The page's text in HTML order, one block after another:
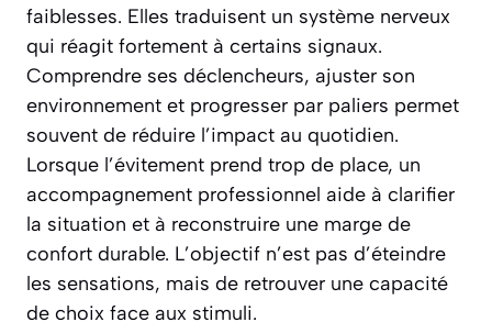
faiblesses. Elles traduisent un système nerveux
qui réagit fortement à certains signaux.
Comprendre ses déclencheurs, ajuster son
environnement et progresser par paliers permet
souvent de réduire l’impact au quotidien.
Lorsque l’évitement prend trop de place, un
accompagnement professionnel aide à clarifier
la situation et à reconstruire une marge de
confort durable. L’objectif n’est pas d’éteindre
les sensations, mais de retrouver une capacité
de choix face aux stimuli.